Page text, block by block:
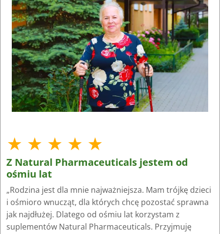
★ ★ ★ ★ ★
Z Natural Pharmaceuticals jestem od
ośmiu lat
„Rodzina jest dla mnie najważniejsza. Mam trójkę dzieci
i ośmioro wnucząt, dla których chcę pozostać sprawna
jak najdłużej. Dlatego od ośmiu lat korzystam z
suplementów Natural Pharmaceuticals. Przyjmuję